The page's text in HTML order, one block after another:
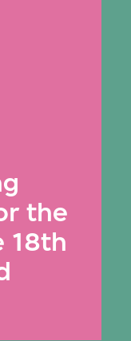
the
18th